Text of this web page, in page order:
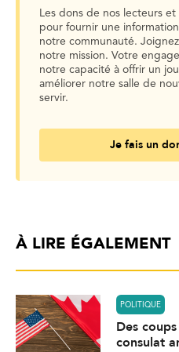
Les dons de nos lecteurs
pour fournir une
notre communauté.
notre mission. Votre
notre capacité à offrir un
améliorer notre salle de
servir.
Je fais un
À LIRE ÉGALEMENT
POLITIQUE
Des
consulat